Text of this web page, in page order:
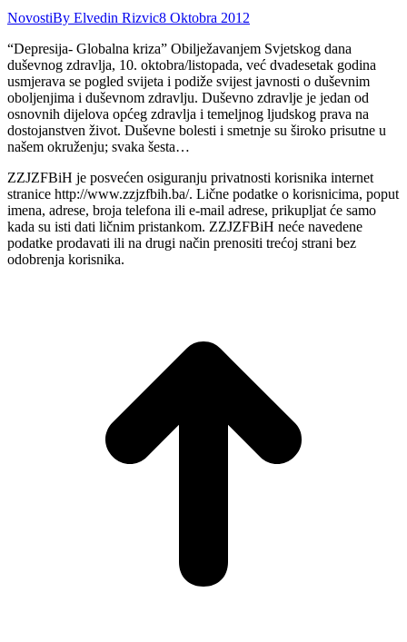
NovostiBy Elvedin Rizvic8 Oktobra 2012
“Depresija- Globalna kriza” Obilježavanjem Svjetskog dana
duševnog zdravlja, 10. oktobra/listopada, već dvadesetak godina
usmjerava se pogled svijeta i podiže svijest javnosti o duševnim
oboljenjima i duševnom zdravlju. Duševno zdravlje je jedan od
osnovnih dijelova općeg zdravlja i temeljnog ljudskog prava na
dostojanstven život. Duševne bolesti i smetnje su široko prisutne u
našem okruženju; svaka šesta…
ZZJZFBiH je posvećen osiguranju privatnosti korisnika internet
stranice http://www.zzjzfbih.ba/. Lične podatke o korisnicima, poput
imena, adrese, broja telefona ili e-mail adrese, prikupljat će samo
kada su isti dati ličnim pristankom. ZZJZFBiH neće navedene
podatke prodavati ili na drugi način prenositi trećoj strani bez
odobrenja korisnika.